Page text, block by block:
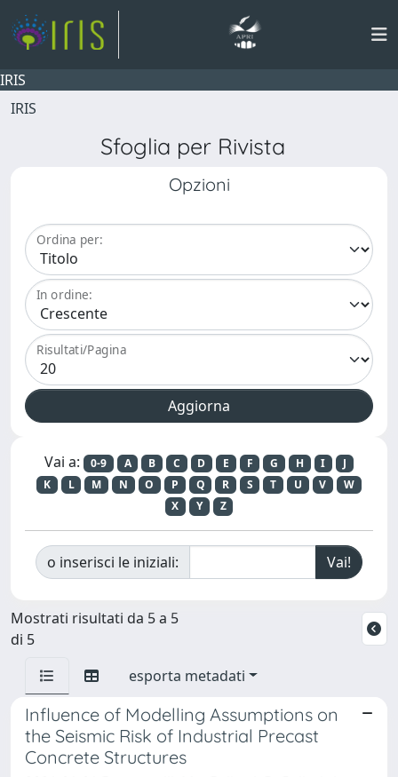
IRIS
IRIS
Sfoglia per Rivista
Opzioni
Ordina per:
In ordine:
Risultati/Pagina
Vai a: 0-9 A B C D E F G H I
J
K
L M N O P Q R S T U V
W
X
Y Z
o inserisci le iniziali:
Mostrati risultati da 5 a 5
di 5
esporta metadati
Influence of Modelling Assumptions on
the Seismic Risk of Industrial Precast
Concrete Structures